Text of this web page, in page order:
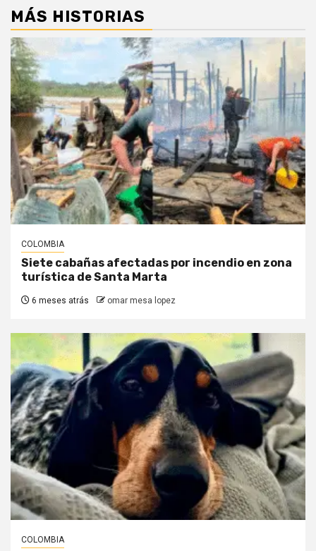
MÁS HISTORIAS
COLOMBIA
Siete cabañas afectadas por incendio en zona
turística de Santa Marta
6 meses atrás omar mesa lopez
COLOMBIA